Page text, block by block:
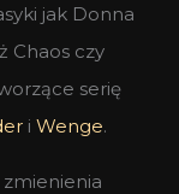
jak Donna
Chaos czy
serię
i Wenge.